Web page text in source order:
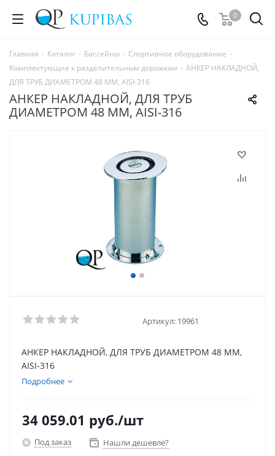
0
Главная - Каталог - Бассейны - Спортивное оборудование -
Комплектующие к разделительным дорожкам - АНКЕР НАКЛАДНОЙ,
ДЛЯ ТРУБ ДИАМЕТРОМ 48 ММ, AISI-316
АНКЕР НАКЛАДНОЙ, ДЛЯ ТРУБ
ДИАМЕТРОМ 48 ММ, AISI-316
Артикул: 19961
АНКЕР НАКЛАДНОЙ, ДЛЯ ТРУБ ДИАМЕТРОМ 48 ММ,
AISI-316
Подробнее
34 059.01 руб./шт
Под заказ Нашли дешевле?